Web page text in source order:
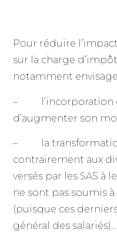
Pour réduire
sur la charge
notamment
– l’incorporation
d’augmenter son
– la transformation
contrairement aux
versés par les SAS à
ne sont pas soumis
(puisque ces
général des